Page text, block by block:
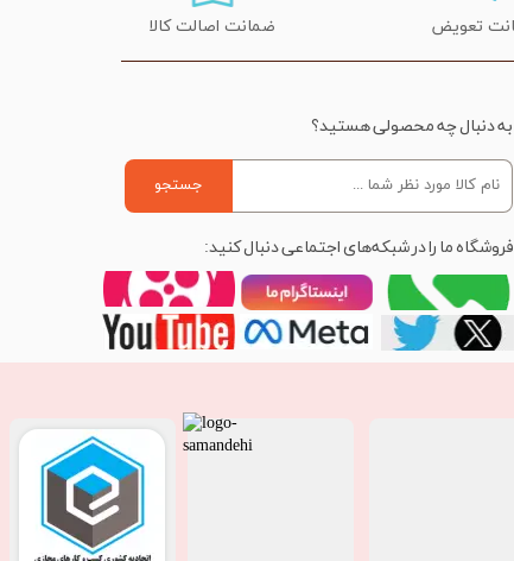
ضمانت اصالت کالا
به دنبال چه محصولی هستید؟
جستجو
فروشگاه ما را در شبکه‌های اجتماعی دنبال کنید: